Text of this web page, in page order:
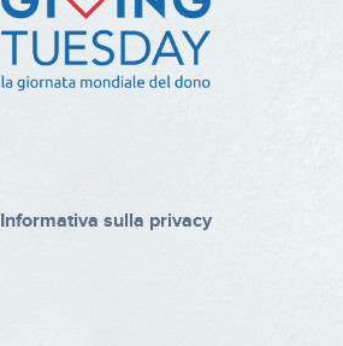
Informativa sulla privacy